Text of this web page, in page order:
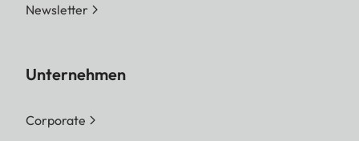
Newsletter
Unternehmen
Corporate